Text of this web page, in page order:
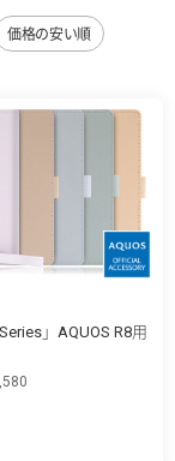
価格の安い順
」AQUOS R8用